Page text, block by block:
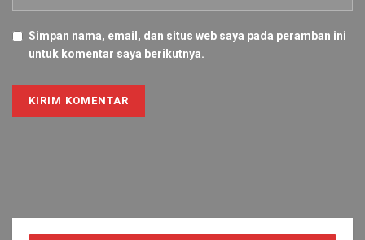
Simpan nama, email, dan situs web saya pada peramban ini
untuk komentar saya berikutnya.